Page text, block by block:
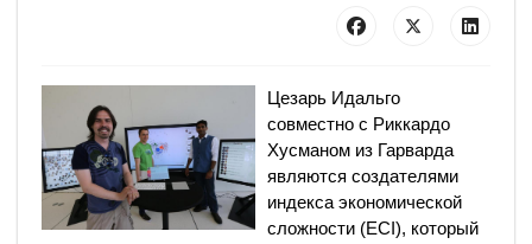
Цезарь Идальго
совместно с Риккардо
Хусманом из Гарварда
являются создателями
индекса экономической
сложности (ECI), который